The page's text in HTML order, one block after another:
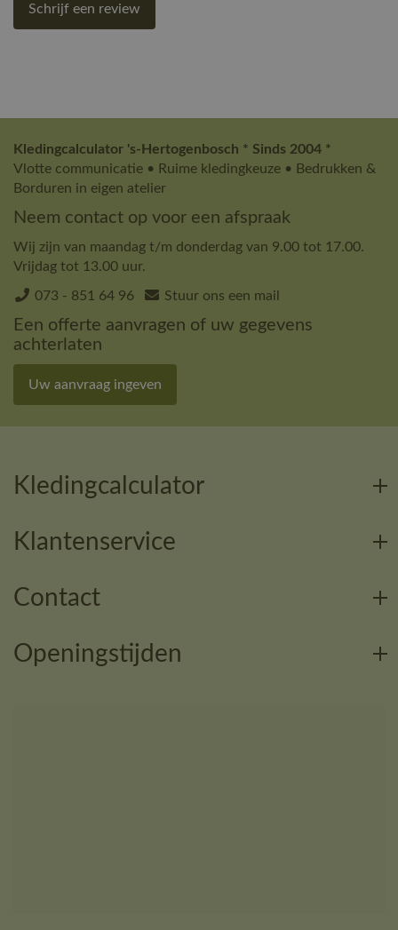
Schrijf een review
Kledingcalculator 's-Hertogenbosch * Sinds 2004 *
Vlotte communicatie • Ruime kledingkeuze • Bedrukken &
Borduren in eigen atelier
Neem contact op voor een afspraak
Wij zijn van maandag t/m donderdag van 9.00 tot 17.00.
Vrijdag tot 13.00 uur.
073 - 851 64 96 Stuur ons een mail
Een offerte aanvragen of uw gegevens
achterlaten
Uw aanvraag ingeven
Kledingcalculator
Klantenservice
Contact
Openingstijden